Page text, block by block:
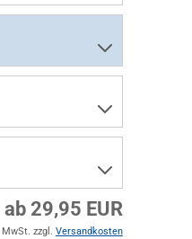
ab 29,95 EUR
zzgl. Versandkosten